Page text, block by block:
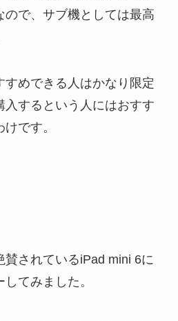
ので、サブ機としては最高
すめできる人はかなり限定
入するという人にはおすす
です。
賛されているiPad mini 6に
てみました。